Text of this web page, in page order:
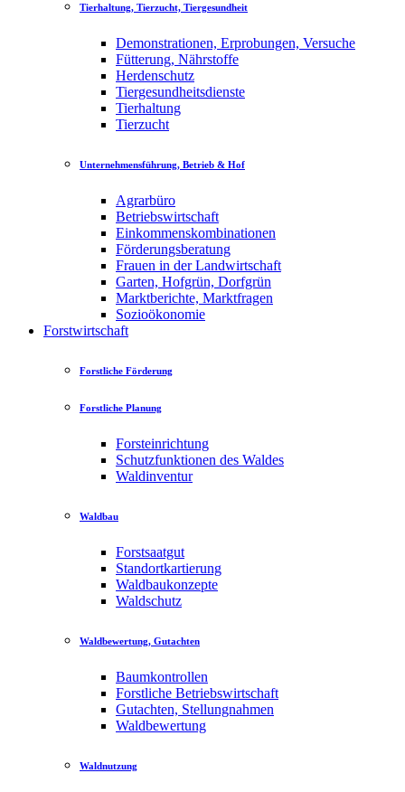
Tierhaltung, Tierzucht, Tiergesundheit
Demonstrationen, Erprobungen, Versuche
Fütterung, Nährstoffe
Herdenschutz
Tiergesundheitsdienste
Tierhaltung
Tierzucht
Unternehmensführung, Betrieb & Hof
Agrarbüro
Betriebswirtschaft
Einkommenskombinationen
Förderungsberatung
Frauen in der Landwirtschaft
Garten, Hofgrün, Dorfgrün
Marktberichte, Marktfragen
Sozioökonomie
Forstwirtschaft
Forstliche Förderung
Forstliche Planung
Forsteinrichtung
Schutzfunktionen des Waldes
Waldinventur
Waldbau
Forstsaatgut
Standortkartierung
Waldbaukonzepte
Waldschutz
Waldbewertung, Gutachten
Baumkontrollen
Forstliche Betriebswirtschaft
Gutachten, Stellungnahmen
Waldbewertung
Waldnutzung